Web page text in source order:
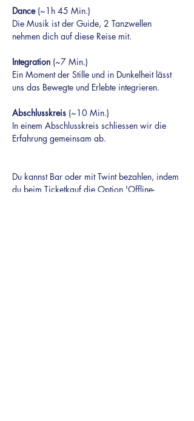
Dance (~1h 45 Min.)
Die Musik ist der Guide, 2 Tanzwellen
nehmen dich auf diese Reise mit.
Integration (~7 Min.)
Ein Moment der Stille und in Dunkelheit lässt
uns das Bewegte und Erlebte integrieren.
Abschlusskreis (~10 Min.)
In einem Abschlusskreis schliessen wir die
Erfahrung gemeinsam ab.
Du kannst Bar oder mit Twint bezahlen, indem
du beim Ticketkauf die Option 'Offline-